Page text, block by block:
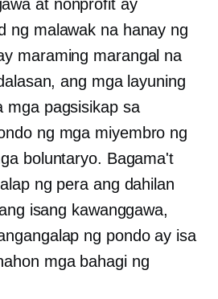
at nonprofit ay
ng malawak na hanay ng
maraming marangal na
ang mga layuning
mga pagsisikap sa
ng mga miyembro ng
boluntaryo. Bagama't
ng pera ang dahilan
isang kawanggawa,
ng pondo ay isa
mga bahagi ng